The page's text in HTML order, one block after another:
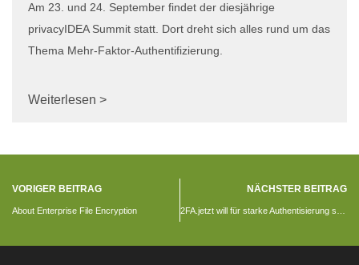
Am 23. und 24. September findet der diesjährige
privacyIDEA Summit statt. Dort dreht sich alles rund um das
Thema Mehr-Faktor-Authentifizierung.
Weiterlesen >
VORIGER BEITRAG
About Enterprise File Encryption
NÄCHSTER BEITRAG